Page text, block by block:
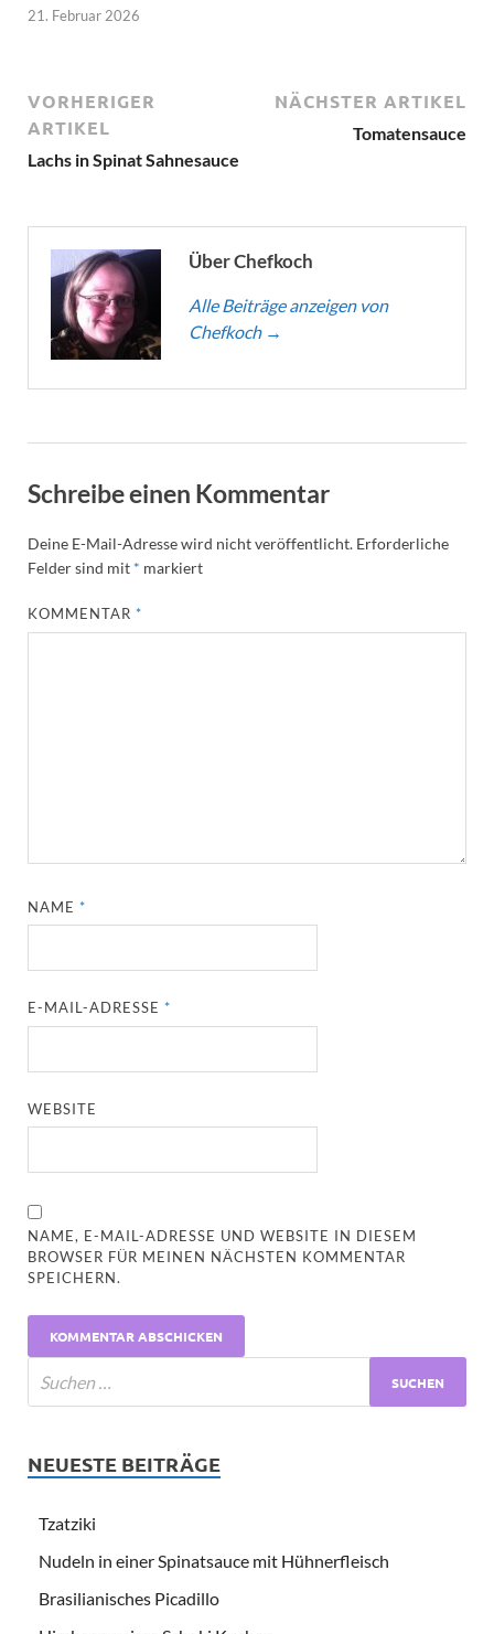
21. Februar 2026
VORHERIGER
ARTIKEL
Lachs in Spinat Sahnesauce
NÄCHSTER ARTIKEL
Tomatensauce
Über Chefkoch
Alle Beiträge anzeigen von
Chefkoch →
Schreibe einen Kommentar
Deine E-Mail-Adresse wird nicht veröffentlicht. Erforderliche
Felder sind mit * markiert
KOMMENTAR*
NAME*
E-MAIL-ADRESSE*
WEBSITE
NAME, E-MAIL-ADRESSE UND WEBSITE IN DIESEM
BROWSER FÜR MEINEN NÄCHSTEN KOMMENTAR
SPEICHERN.
NEUESTE BEITRÄGE
Tzatziki
Nudeln in einer Spinatsauce mit Hühnerfleisch
Brasilianisches Picadillo